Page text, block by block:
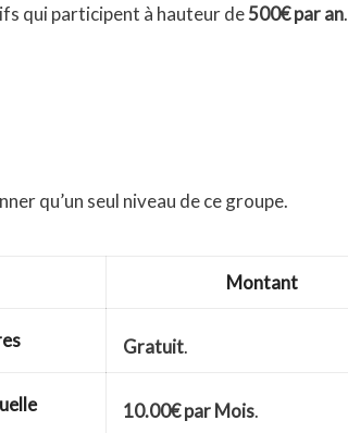
qui participent à hauteur de500€ par an.
qu’un seul niveau de ce groupe.
Montant
Gratuit.
10.00€ par Mois.